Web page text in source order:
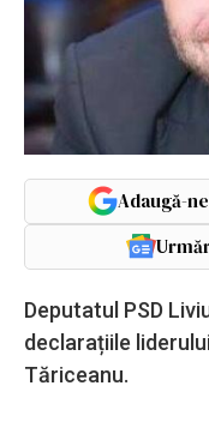
Adaugă-
Deputatul PSD
declarațiile
Tăriceanu.